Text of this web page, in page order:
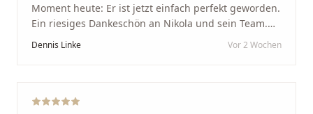
Moment heute: Er ist jetzt einfach perfekt geworden.
Ein riesiges Dankeschön an Nikola und sein Team.
Vom ersten Termin an wurden wir jedes Mal
Arbeit und seine Kunden wirklich am Herzen liegen.
Dennis Linke Vor 2 Wochen